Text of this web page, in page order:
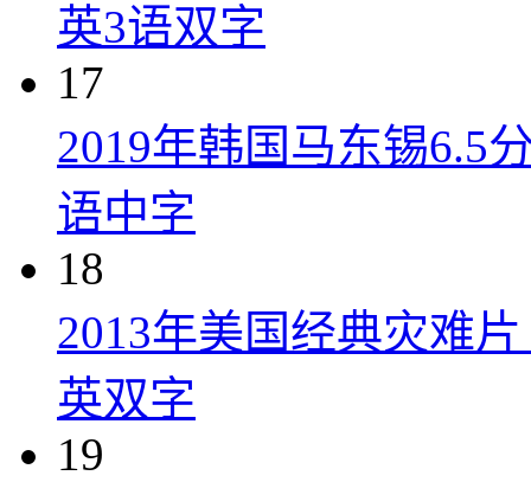
英3语双字
17
2019年韩国马东锡6.5
语中字
18
2013年美国经典灾难
英双字
19